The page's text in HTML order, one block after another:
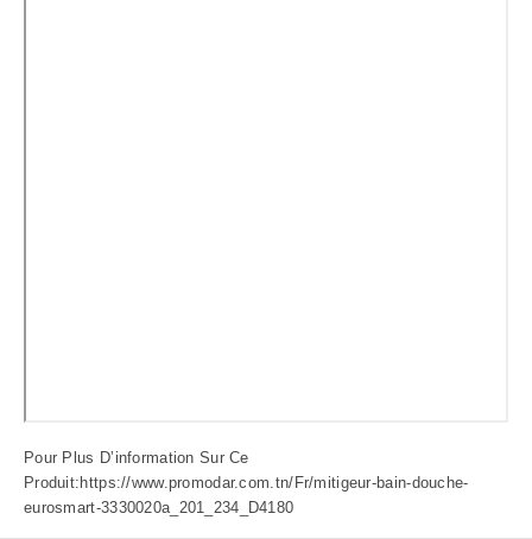
Pour Plus D’information Sur Ce
Produit: https://www.promodar.com.tn/Fr/mitigeur-bain-douche-
eurosmart-3330020a_201_234_D4180